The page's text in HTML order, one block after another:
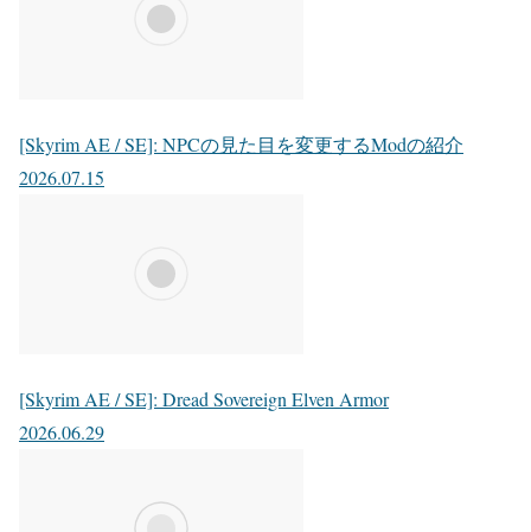
[Skyrim AE / SE]: NPCの見た目を変更するModの紹介
2026.07.15
[Skyrim AE / SE]: Dread Sovereign Elven Armor
2026.06.29